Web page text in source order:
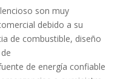
son muy
debido a su
de combustible, diseño
de energía confiable